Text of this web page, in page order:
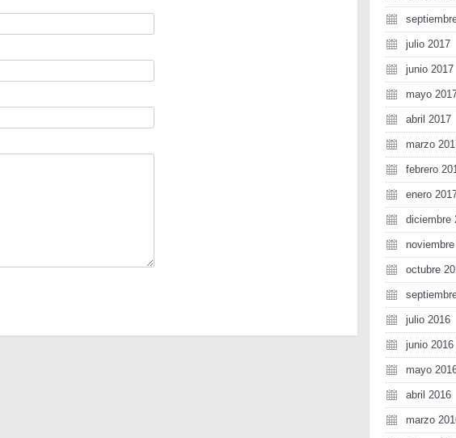
julio 2017
junio 2017
mayo
abril 2017
marzo
febrero
enero
diciembre
octubre
julio 2016
junio 2016
mayo
abril 2016
marzo